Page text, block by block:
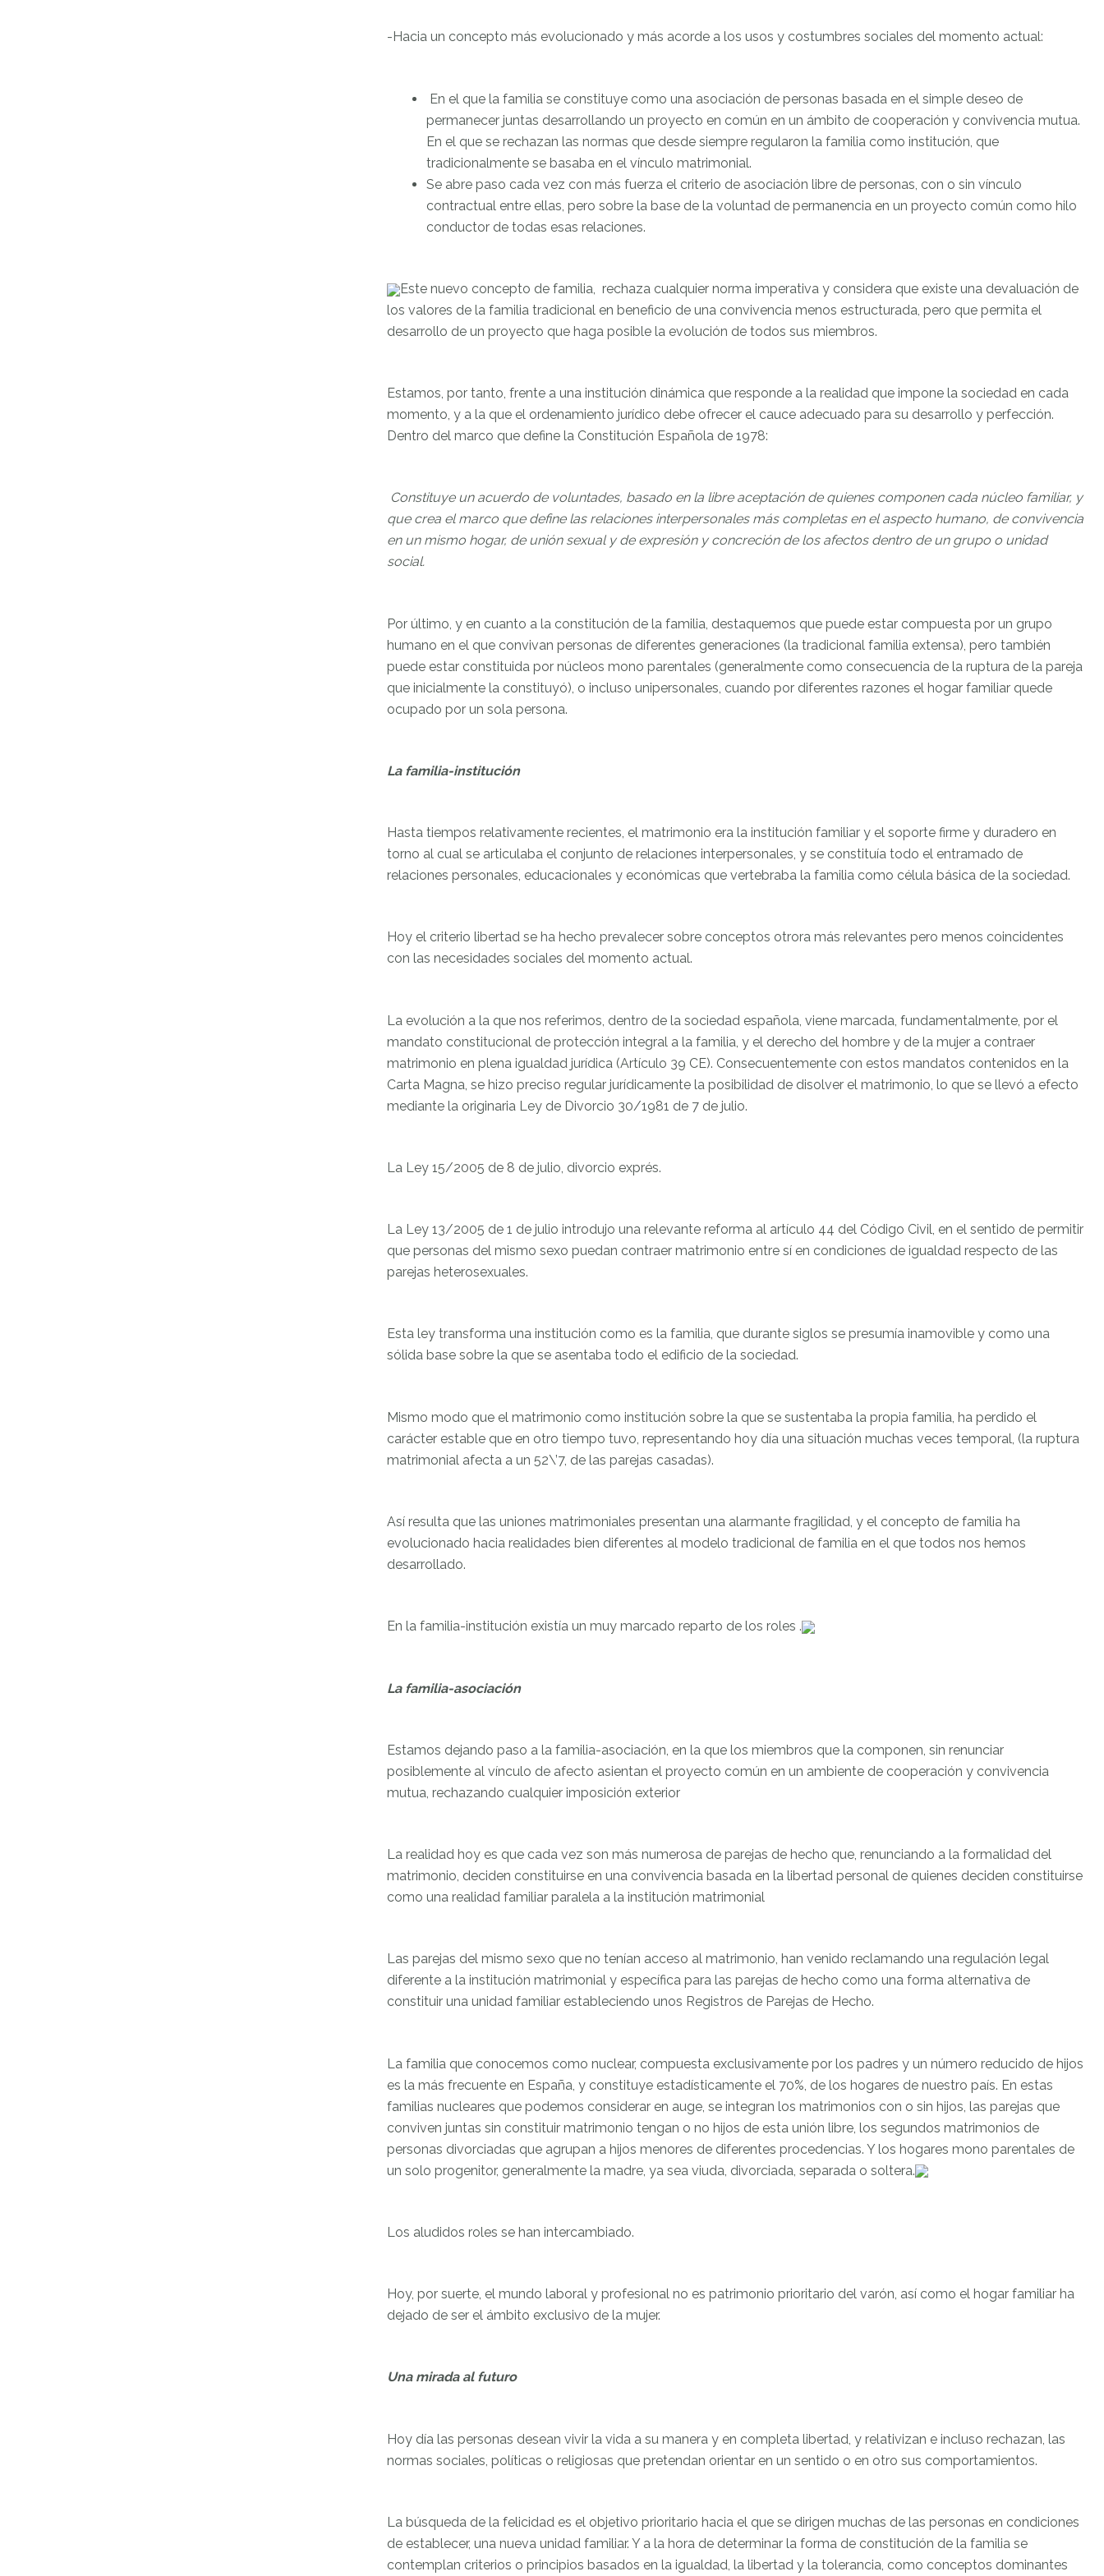
-Hacia un concepto más evolucionado y más acorde a los usos y costumbres sociales del momento actual:
En el que la familia se constituye como una asociación de personas basada en el simple deseo de
permanecer juntas desarrollando un proyecto en común en un ámbito de cooperación y convivencia mutua.
En el que se rechazan las normas que desde siempre regularon la familia como institución, que
tradicionalmente se basaba en el vínculo matrimonial.
Se abre paso cada vez con más fuerza el criterio de asociación libre de personas, con o sin vínculo
contractual entre ellas, pero sobre la base de la voluntad de permanencia en un proyecto común como hilo
conductor de todas esas relaciones.
Este nuevo concepto de familia, rechaza cualquier norma imperativa y considera que existe una devaluación de
los valores de la familia tradicional en beneficio de una convivencia menos estructurada, pero que permita el
desarrollo de un proyecto que haga posible la evolución de todos sus miembros.
Estamos, por tanto, frente a una institución dinámica que responde a la realidad que impone la sociedad en cada
momento, y a la que el ordenamiento jurídico debe ofrecer el cauce adecuado para su desarrollo y perfección.
Dentro del marco que define la Constitución Española de 1978:
Constituye un acuerdo de voluntades, basado en la libre aceptación de quienes componen cada núcleo familiar, y
que crea el marco que define las relaciones interpersonales más completas en el aspecto humano, de convivencia
en un mismo hogar, de unión sexual y de expresión y concreción de los afectos dentro de un grupo o unidad
social.
Por último, y en cuanto a la constitución de la familia, destaquemos que puede estar compuesta por un grupo
humano en el que convivan personas de diferentes generaciones (la tradicional familia extensa), pero también
puede estar constituida por núcleos mono parentales (generalmente como consecuencia de la ruptura de la pareja
que inicialmente la constituyó), o incluso unipersonales, cuando por diferentes razones el hogar familiar quede
ocupado por un sola persona.
La familia-institución
Hasta tiempos relativamente recientes, el matrimonio era la institución familiar y el soporte firme y duradero en
torno al cual se articulaba el conjunto de relaciones interpersonales, y se constituía todo el entramado de
relaciones personales, educacionales y económicas que vertebraba la familia como célula básica de la sociedad.
Hoy el criterio libertad se ha hecho prevalecer sobre conceptos otrora más relevantes pero menos coincidentes
con las necesidades sociales del momento actual.
La evolución a la que nos referimos, dentro de la sociedad española, viene marcada, fundamentalmente, por el
mandato constitucional de protección integral a la familia, y el derecho del hombre y de la mujer a contraer
matrimonio en plena igualdad jurídica (Artículo 39 CE). Consecuentemente con estos mandatos contenidos en la
Carta Magna, se hizo preciso regular jurídicamente la posibilidad de disolver el matrimonio, lo que se llevó a efecto
mediante la originaria Ley de Divorcio 30/1981 de 7 de julio.
La Ley 15/2005 de 8 de julio, divorcio exprés.
La Ley 13/2005 de 1 de julio introdujo una relevante reforma al artículo 44 del Código Civil, en el sentido de permitir
que personas del mismo sexo puedan contraer matrimonio entre sí en condiciones de igualdad respecto de las
parejas heterosexuales.
Esta ley transforma una institución como es la familia, que durante siglos se presumía inamovible y como una
sólida base sobre la que se asentaba todo el edificio de la sociedad.
Mismo modo que el matrimonio como institución sobre la que se sustentaba la propia familia, ha perdido el
carácter estable que en otro tiempo tuvo, representando hoy día una situación muchas veces temporal, (la ruptura
matrimonial afecta a un 52\’7, de las parejas casadas).
Así resulta que las uniones matrimoniales presentan una alarmante fragilidad, y el concepto de familia ha
evolucionado hacia realidades bien diferentes al modelo tradicional de familia en el que todos nos hemos
desarrollado.
En la familia-institución existía un muy marcado reparto de los roles .
La familia-asociación
Estamos dejando paso a la familia-asociación, en la que los miembros que la componen, sin renunciar
posiblemente al vínculo de afecto asientan el proyecto común en un ambiente de cooperación y convivencia
mutua, rechazando cualquier imposición exterior
La realidad hoy es que cada vez son más numerosa de parejas de hecho que, renunciando a la formalidad del
matrimonio, deciden constituirse en una convivencia basada en la libertad personal de quienes deciden constituirse
como una realidad familiar paralela a la institución matrimonial
Las parejas del mismo sexo que no tenían acceso al matrimonio, han venido reclamando una regulación legal
diferente a la institución matrimonial y específica para las parejas de hecho como una forma alternativa de
constituir una unidad familiar estableciendo unos Registros de Parejas de Hecho.
La familia que conocemos como nuclear, compuesta exclusivamente por los padres y un número reducido de hijos
es la más frecuente en España, y constituye estadísticamente el 70%, de los hogares de nuestro país. En estas
familias nucleares que podemos considerar en auge, se integran los matrimonios con o sin hijos, las parejas que
conviven juntas sin constituir matrimonio tengan o no hijos de esta unión libre, los segundos matrimonios de
personas divorciadas que agrupan a hijos menores de diferentes procedencias. Y los hogares mono parentales de
un solo progenitor, generalmente la madre, ya sea viuda, divorciada, separada o soltera.
Los aludidos roles se han intercambiado.
Hoy, por suerte, el mundo laboral y profesional no es patrimonio prioritario del varón, así como el hogar familiar ha
dejado de ser el ámbito exclusivo de la mujer.
Una mirada al futuro
Hoy día las personas desean vivir la vida a su manera y en completa libertad, y relativizan e incluso rechazan, las
normas sociales, políticas o religiosas que pretendan orientar en un sentido o en otro sus comportamientos.
La búsqueda de la felicidad es el objetivo prioritario hacia el que se dirigen muchas de las personas en condiciones
de establecer, una nueva unidad familiar. Y a la hora de determinar la forma de constitución de la familia se
contemplan criterios o principios basados en la igualdad, la libertad y la tolerancia, como conceptos dominantes